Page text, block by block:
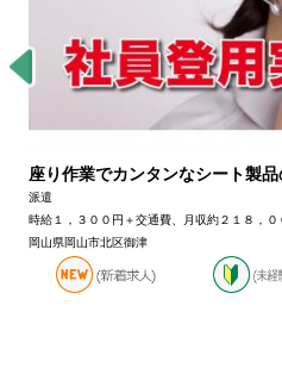
座り作業でカンタンなシート製
派遣
時給１，３００円＋交通費、月収約２１８，０
岡山県岡山市北区御津